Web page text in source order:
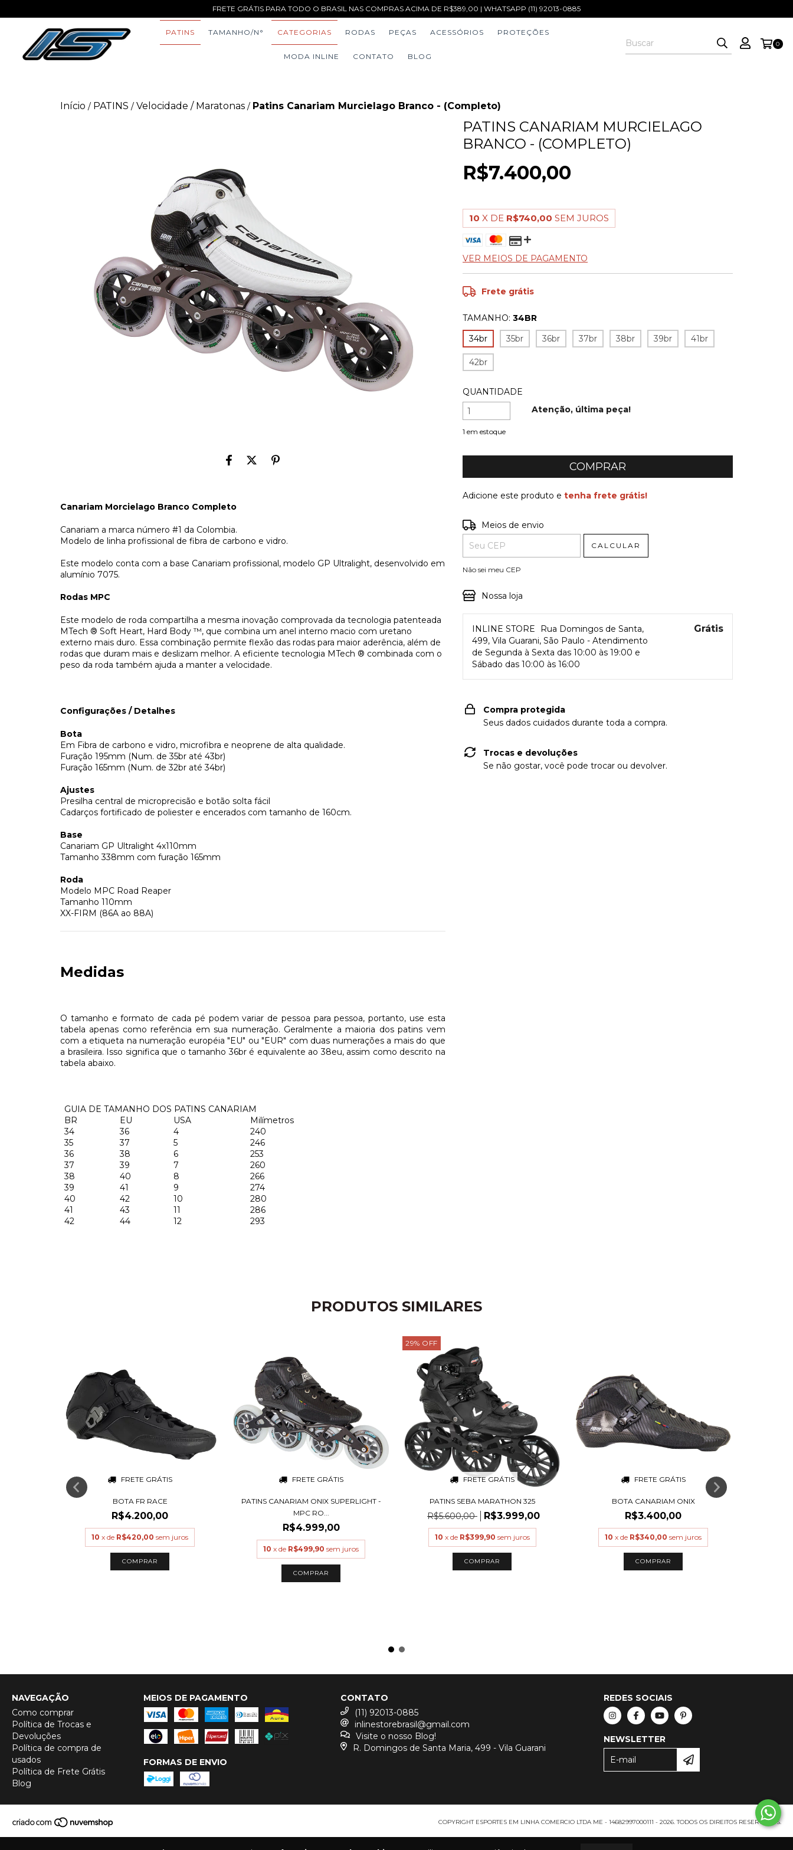
FRETE GRÁTIS PARA TODO O BRASIL NAS COMPRAS ACIMA DE R$389,00 | WHATSAPP (11) 92013-0885
PATINS TAMANHO/N° CATEGORIAS RODAS PEÇAS ACESSÓRIOS PROTEÇÕES
MODA INLINE CONTATO BLOG
0
Início / PATINS / Velocidade / Maratonas / Patins Canariam Murcielago Branco - (Completo)
Canariam Morcielago Branco Completo
Canariam a marca número #1 da Colombia.
Modelo de linha profissional de fibra de carbono e vidro.
Este modelo conta com a base Canariam profissional, modelo GP Ultralight, desenvolvido em
alumínio 7075.
Rodas MPC
Este modelo de roda compartilha a mesma inovação comprovada da tecnologia patenteada
MTech ® Soft Heart, Hard Body ™, que combina um anel interno macio com uretano
externo mais duro. Essa combinação permite flexão das rodas para maior aderência, além de
rodas que duram mais e deslizam melhor. A eficiente tecnologia MTech ® combinada com o
peso da roda também ajuda a manter a velocidade.
Configurações / Detalhes
Bota
Em Fibra de carbono e vidro, microfibra e neoprene de alta qualidade.
Furação 195mm (Num. de 35br até 43br)
Furação 165mm (Num. de 32br até 34br)
Ajustes
Presilha central de microprecisão e botão solta fácil
Cadarços fortificado de poliester e encerados com tamanho de 160cm.
Base
Canariam GP Ultralight 4x110mm
Tamanho 338mm com furação 165mm
Roda
Modelo MPC Road Reaper
Tamanho 110mm
XX-FIRM (86A ao 88A)
Medidas
O tamanho e formato de cada pé podem variar de pessoa para pessoa, portanto, use esta
tabela apenas como referência em sua numeração. Geralmente a maioria dos patins vem
com a etiqueta na numeração européia "EU" ou "EUR" com duas numerações a mais do que
a brasileira. Isso significa que o tamanho 36br é equivalente ao 38eu, assim como descrito na
tabela abaixo.
GUIA DE TAMANHO DOS PATINS CANARIAM
BR
EU USA
Milímetros
34
36 4
240
35
37 5
246
36
38 6
253
37
39 7
260
38
40 8
266
39
41 9
274
40
42 10
280
41
43 11
286
42
44 12 293
PATINS CANARIAM MURCIELAGO
BRANCO - (COMPLETO)
R$7.400,00
10 X DE R$740,00 SEM JUROS
VER MEIOS DE PAGAMENTO
Frete grátis
TAMANHO: 34BR
34br
35br 36br 37br 38br 39br 41br
42br
QUANTIDADE
1 em estoque
Atenção, última peça!
Adicione este produto etenha frete grátis!
Entregas para o CEP:
Meios de envio
CALCULAR
Não sei meu CEP
Nossa loja
INLINE STORE
Rua Domingos de Santa,
499, Vila Guarani, São Paulo - Atendimento
de Segunda à Sexta das 10:00 às 19:00 e
Sábado das 10:00 às 16:00
Grátis
Compra protegida
Seus dados cuidados durante toda a compra.
Trocas e devoluções
Se não gostar, você pode trocar ou devolver.
PRODUTOS SIMILARES
FRETE GRÁTIS
BOTA FR RACE
R$4.200,00
10 x de R$420,00 sem juros
COMPRAR
FRETE GRÁTIS
PATINS CANARIAM ONIX SUPERLIGHT -
MPC RO...
R$4.999,00
10 x de R$499,90 sem juros
COMPRAR
29% OFF
FRETE GRÁTIS
PATINS SEBA MARATHON 325
R$5.600,00 R$3.999,00
10 x de R$399,90 sem juros
COMPRAR
FRETE GRÁTIS
BOTA CANARIAM ONIX
R$3.400,00
10 x de R$340,00 sem juros
COMPRAR
NAVEGAÇÃO
Como comprar
Política de Trocas e
Devoluções
Política de compra de
usados
Política de Frete Grátis
Blog
MEIOS DE PAGAMENTO
FORMAS DE ENVIO
CONTATO
(11) 92013-0885
inlinestorebrasil@gmail.com
Visite o nosso Blog!
R. Domingos de Santa Maria, 499 - Vila Guarani
REDES SOCIAIS
NEWSLETTER
COPYRIGHT ESPORTES EM LINHA COMERCIO LTDA ME - 14682997000111 - 2026. TODOS OS DIREITOS RESERVADOS.